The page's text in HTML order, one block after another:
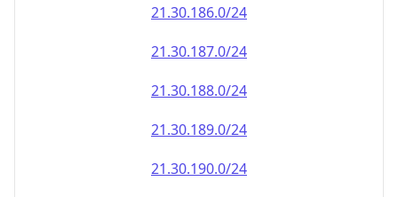
21.30.186.0/24
21.30.187.0/24
21.30.188.0/24
21.30.189.0/24
21.30.190.0/24